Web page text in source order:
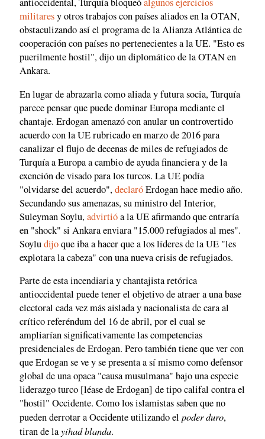
militaresy otros trabajos con países aliados en la OTAN,
obstaculizando así el programa de la Alianza Atlántica de
cooperación con países no pertenecientes a la UE. "Esto es
puerilmente hostil", dijo un diplomático de la OTAN en
Ankara.
En lugar de abrazarla como aliada y futura socia, Turquía
parece pensar que puede dominar Europa mediante el
chantaje. Erdogan amenazó con anular un controvertido
acuerdo con la UE rubricado en marzo de 2016 para
canalizar el flujo de decenas de miles de refugiados de
Turquía a Europa a cambio de ayuda financiera y de la
exención de visado para los turcos. La UE podía
"olvidarse del acuerdo",declaróErdogan hace medio año.
Secundando sus amenazas, su ministro del Interior,
Suleyman Soylu,advirtióa la UE afirmando que entraría
en "shock" si Ankara enviara "15.000 refugiados al mes".
Soyludijoque iba a hacer que a los líderes de la UE "les
explotara la cabeza" con una nueva crisis de refugiados.
Parte de esta incendiaria y chantajista retórica
antioccidental puede tener el objetivo de atraer a una base
electoral cada vez más aislada y nacionalista de cara al
crítico referéndum del 16 de abril, por el cual se
ampliarían significativamente las competencias
presidenciales de Erdogan. Pero también tiene que ver con
que Erdogan se ve y se presenta a sí mismo como defensor
global de una opaca "causa musulmana" bajo una especie
liderazgo turco [léase de Erdogan] de tipo califal contra el
"hostil" Occidente. Como los islamistas saben que no
pueden derrotar a Occidente utilizando el poder duro,
tiran de layihad blanda.